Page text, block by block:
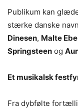
Publikum kan
stærke danske
Dinesen, Malte
Springsteen og
Et musikalsk
Fra dybfølte